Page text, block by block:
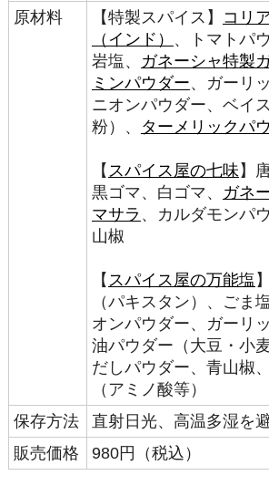
原材料
【特製スパイス】
コリ
（インド）
、トマトパ
岩塩、
ガネーシャ特製
ミンパウダー、ガーリ
ニオンパウダー、ベイ
粉）、
ターメリックパ
【 スパイス屋の七味 】
黒ゴマ、白ゴマ、
ガネ
マサラ 、カルダモンパ
山椒
【 スパイス屋の万能塩
（パキスタン）、ごま
オンパウダー、ガーリ
油パウダー（大豆・小
だしパウダー、青山椒
（アミノ酸等）
保存方法
直射日光、高温多湿を
販売価格
980円（税込）